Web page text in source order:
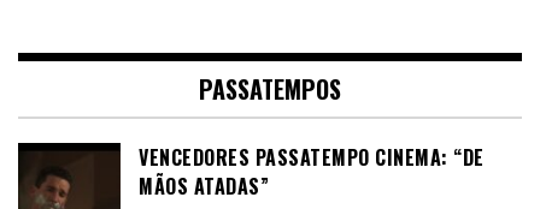
PASSATEMPOS
VENCEDORES PASSATEMPO CINEMA: “DE
MÃOS ATADAS”